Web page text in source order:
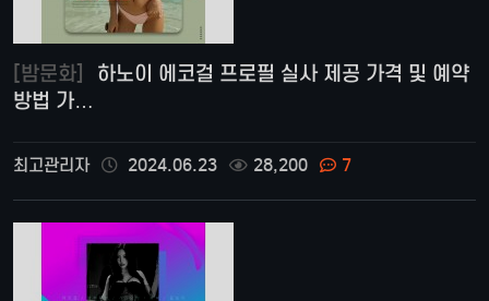
[밤문화]
방법 가…
최고관리자 2024.06.23 28,200 7